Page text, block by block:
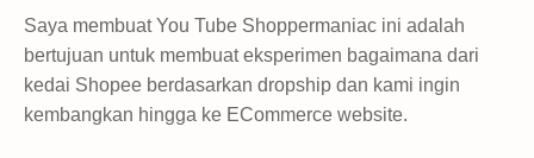
Saya membuat You Tube Shoppermaniac ini adalah
bertujuan untuk membuat eksperimen bagaimana dari
kedai Shopee berdasarkan dropship dan kami ingin
kembangkan hingga ke ECommerce website.